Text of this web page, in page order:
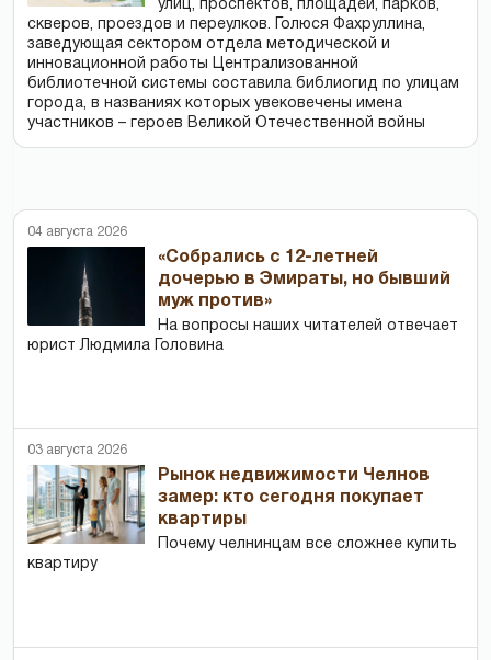
улиц, проспектов, площадей, парков,
скверов, проездов и переулков. Голюся Фахруллина,
заведующая сектором отдела методической и
инновационной работы Централизованной
библиотечной системы составила библиогид по улицам
города, в названиях которых увековечены имена
участников – героев Великой Отечественной войны
04 августа 2026
«Собрались с 12-летней
дочерью в Эмираты, но бывший
муж против»
На вопросы наших читателей отвечает
юрист Людмила Головина
03 августа 2026
Рынок недвижимости Челнов
замер: кто сегодня покупает
квартиры
Почему челнинцам все сложнее купить
квартиру